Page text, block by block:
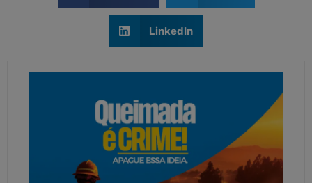
LinkedIn